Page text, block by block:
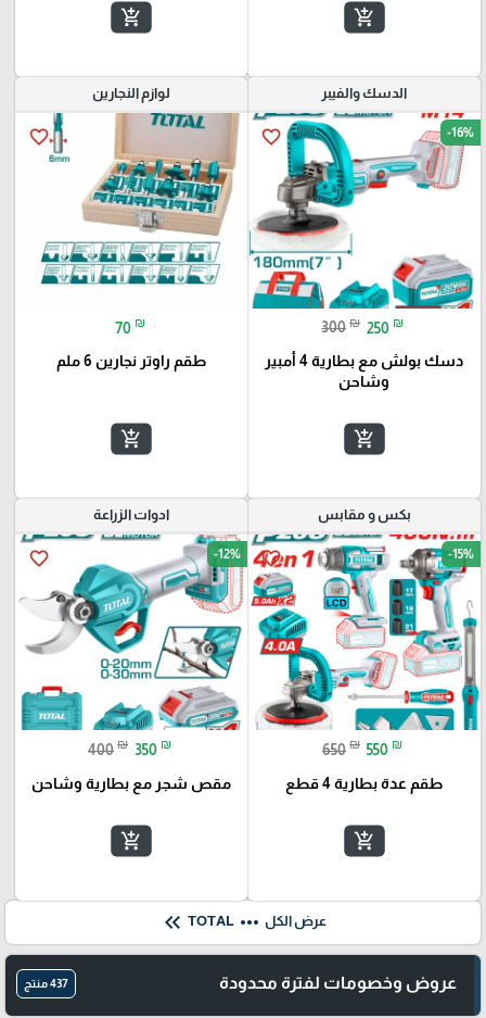
add_shopping_cart
add_shopping_cart
الدسك والفيبر
favorite_border -16%
300 ₪ 250 ₪
دسك بولش مع بطارية 4 أمبير
وشاحن
add_shopping_cart
لوازم النجارين
favorite_border
70 ₪
طقم راوتر نجارين 6 ملم
add_shopping_cart
بكس و مقابس
favorite_border -15%
650 ₪ 550 ₪
طقم عدة بطارية 4 قطع
add_shopping_cart
ادوات الزراعة
favorite_border -12%
400 ₪ 350 ₪
مقص شجر مع بطارية وشاحن
add_shopping_cart
عرض الكل more_horiz
keyboard_double_arrow_left
عروض وخصومات لفترة محدودة 437 منتج